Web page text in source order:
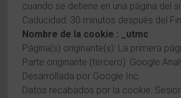
cuando se detiene en una página del
Caducidad: 30 minutos después del
Nombre de la cookie : _utmc
Página(s) originante(s): La primera
Parte originante (tercero): Google
Desarrollada por Google Inc.
Datos recabados por la cookie: